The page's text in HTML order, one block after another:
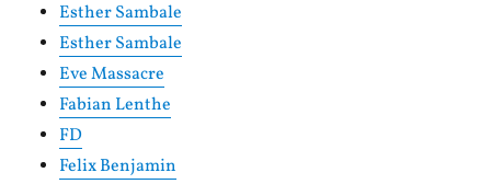
Esther Sambale
Esther Sambale
Eve Massacre
Fabian Lenthe
FD
Felix Benjamin